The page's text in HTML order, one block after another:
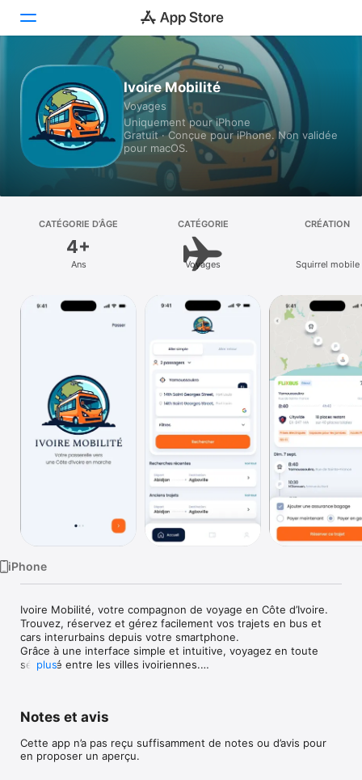
Aujourd’hui
Jeux
Apps
Recherche
Plateforme
Ivoire Mobilité
Voyages
Uniquement pour iPhone
Gratuit · Conçue pour iPhone. Non validée
pour macOS.
CATÉGORIE D’ÂGE
4+
Ans
CATÉGORIE
Voyages
CRÉATION
Squirrel mobile
iPhone
Ivoire Mobilité, votre compagnon de voyage en Côte d’Ivoire.
Trouvez, réservez et gérez facilement vos trajets en bus et
cars interurbains depuis votre smartphone.
Grâce à une interface simple et intuitive, voyagez en toute
sérénité entre les villes ivoiriennes.
- Rechercher vos trajets en quelques clics (aller simple ou
- Comparer les compagnies de transport : horaires, durée,
prix, services à bord (WiFi, prises, espace jambes, accessibilité
plus
Notes et avis
Cette app n’a pas reçu suffisamment de notes ou d’avis pour
en proposer un aperçu.